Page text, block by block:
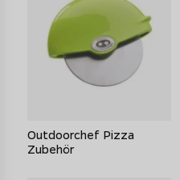
Outdoorchef Pizza
Zubehör